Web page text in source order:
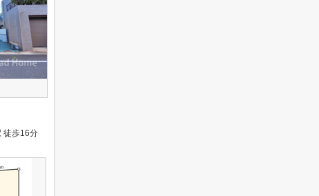
徒歩16分